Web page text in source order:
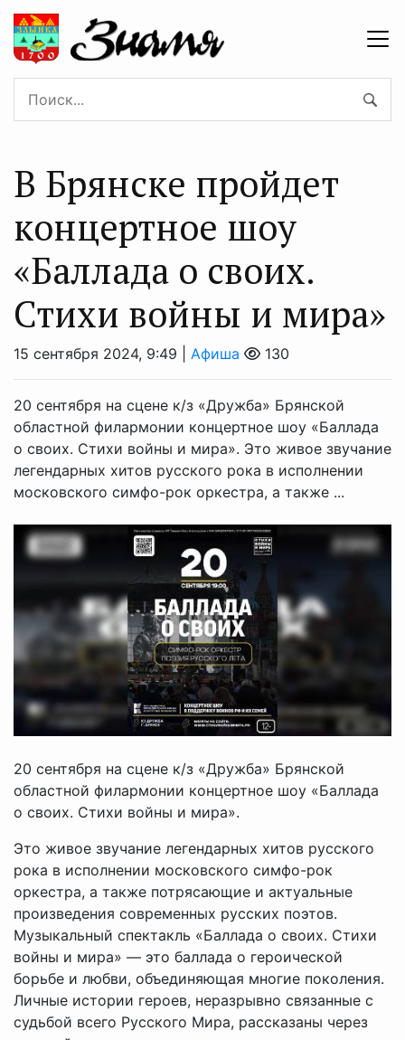
В Брянске пройдет
концертное шоу
«Баллада о своих.
Стихи войны и мира»
15 сентября 2024, 9:49 | Афиша 130
20 сентября на сцене к/з «Дружба» Брянской
областной филармонии концертное шоу «Баллада
о своих. Стихи войны и мира». Это живое звучание
легендарных хитов русского рока в исполнении
московского симфо-рок оркестра, а также ...
20 сентября на сцене к/з «Дружба» Брянской
областной филармонии концертное шоу «Баллада
о своих. Стихи войны и мира».
Это живое звучание легендарных хитов русского
рока в исполнении московского симфо-рок
оркестра, а также потрясающие и актуальные
произведения современных русских поэтов.
Музыкальный спектакль «Баллада о своих. Стихи
войны и мира» — это баллада о героической
борьбе и любви, объединяющая многие поколения.
Личные истории героев, неразрывно связанные с
судьбой всего Русского Мира, рассказаны через